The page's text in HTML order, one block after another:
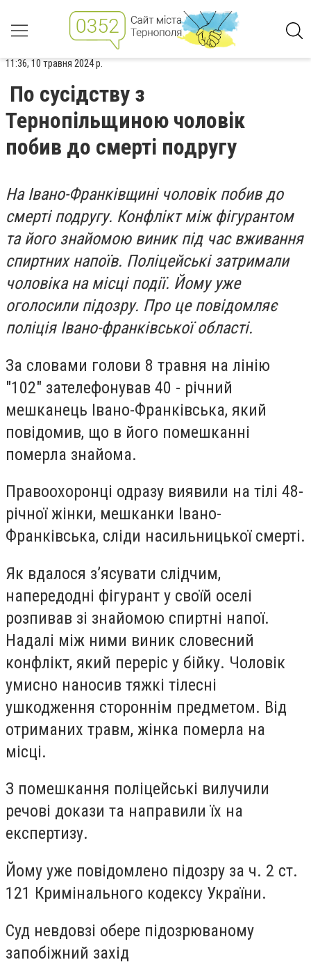
11:36, 10 травня 2024 р.
По сусідству з
Тернопільщиною чоловік
побив до смерті подругу
На Івано-Франківщині чоловік побив до
смерті подругу. Конфлікт між фігурантом
та його знайомою виник під час вживання
спиртних напоїв. Поліцейські затримали
чоловіка на місці події. Йому уже
оголосили підозру. Про це повідомляє
поліція Івано-франківської області.
За словами голови 8 травня на лінію
"102" зателефонував 40 - річний
мешканець Івано-Франківська, який
повідомив, що в його помешканні
померла знайома.
Правоохоронці одразу виявили на тілі 48-
річної жінки, мешканки Івано-
Франківська, сліди насильницької смерті.
Як вдалося з’ясувати слідчим,
напередодні фігурант у своїй оселі
розпивав зі знайомою спиртні напої.
Надалі між ними виник словесний
конфлікт, який переріс у бійку. Чоловік
умисно наносив тяжкі тілесні
ушкодження стороннім предметом. Від
отриманих травм, жінка померла на
місці.
З помешкання поліцейські вилучили
речові докази та направили їх на
експертизу.
Йому уже повідомлено підозру за ч. 2 ст.
121 Кримінального кодексу України.
Суд невдовзі обере підозрюваному
запобіжний захід